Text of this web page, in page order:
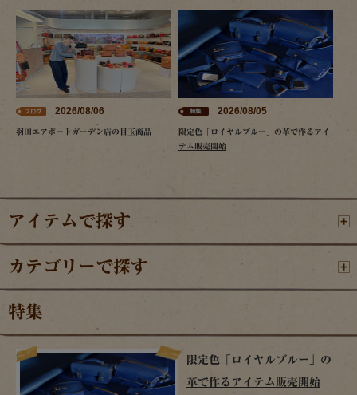
2026/08/06
羽田エアポートガーデン店の目玉商品
2026/08/05
限定色「ロイヤルブルー」の革で作るアイ
テム販売開始
アイテムで探す
カテゴリーで探す
特集
限定色「ロイヤルブルー」の
革で作るアイテム販売開始